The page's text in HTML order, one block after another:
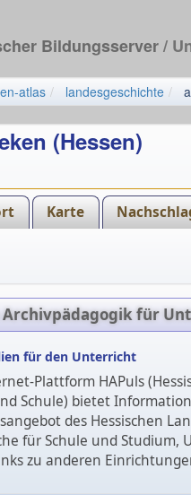
Bildungsserver/
atlas landesgeschichte
(Hessen)
Karte
Archivpädagogik für
für den Unterricht
Plattform HAPuls
Schule) bietet
des Hessischen
für Schule und
zu anderen